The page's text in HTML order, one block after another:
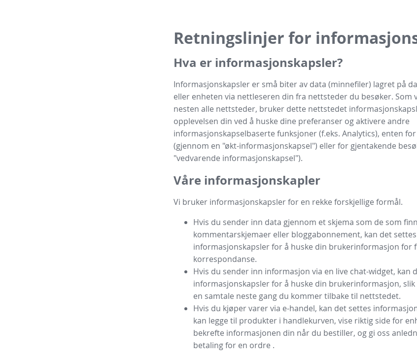
Retningslinjer for
Hva er informasjonskapsler?
Informasjonskapsler er små biter av data (minnefiler) lagret på
eller enheten via nettleseren din fra nettsteder du besøker. Som
nesten alle nettsteder, bruker dette nettstedet
opplevelsen din ved å huske dine preferanser og aktivere andre
informasjonskapselbaserte funksjoner (f.eks. Analytics), enten
(gjennom en "økt-informasjonskapsel") eller for gjentakende
"vedvarende informasjonskapsel").
Våre informasjonskapler
Vi bruker informasjonskapsler for en rekke forskjellige formål.
Hvis du sender inn data gjennom et skjema som de som
kommentarskjemaer eller bloggabonnement, kan det settes
informasjonskapsler for å huske din brukerinformasjon for
korrespondanse.
Hvis du sender inn informasjon via en live chat-widget, kan
informasjonskapsler for å huske din brukerinformasjon,
en samtale neste gang du kommer tilbake til nettstedet.
Hvis du kjøper varer via e-handel, kan det settes
kan legge til produkter i handlekurven, vise riktig side for
bekrefte informasjonen din når du bestiller, og gi oss
betaling for en ordre .